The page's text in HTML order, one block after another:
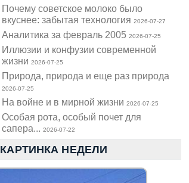
Почему советское молоко было
вкуснее: забытая технология2026-07-27
Аналитика за февраль 20052026-07-25
Иллюзии и конфузии современной
жизни2026-07-25
Природа, природа и еще раз природа
2026-07-25
На войне и в мирной жизни2026-07-25
Особая рота, особый почет для
сапера...2026-07-22
КАРТИНКА НЕДЕЛИ